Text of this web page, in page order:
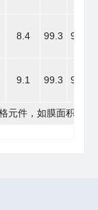
8.4 99.3 99.5
9.1 99.3 99.5
件，如膜面积，流